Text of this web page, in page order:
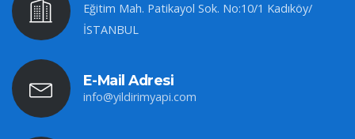
Eğitim Mah. Patikayol Sok. No:10/1 Kadıköy/
İSTANBUL
E-Mail Adresi
info@yildirimyapi.com